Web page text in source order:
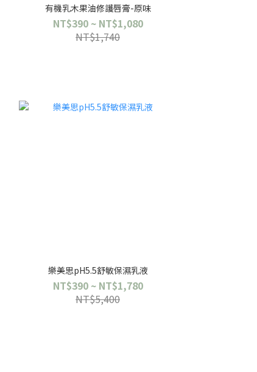
有機乳木果油修護唇膏-原味
NT$390 ~ NT$1,080
NT$1,740
樂美思pH5.5舒敏保濕乳液
NT$390 ~ NT$1,780
NT$5,400